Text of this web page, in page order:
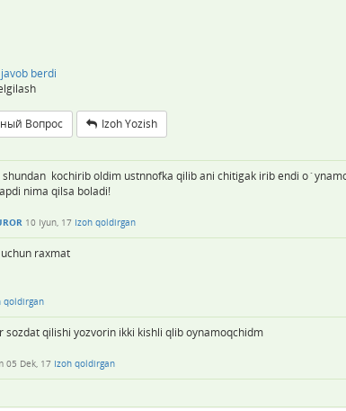
javob berdi
Вопрос Izoh Yozish
shundan kochirib oldim ustnnofka qilib ani chitigak irib endi
nima qilsa boladi!
10 Iyun, 17 Izoh qoldirgan
raxmat
qoldirgan
sozdat qilishi yozvorin ikki kishli qlib oynamoqchidm
05 Dek, 17 Izoh qoldirgan